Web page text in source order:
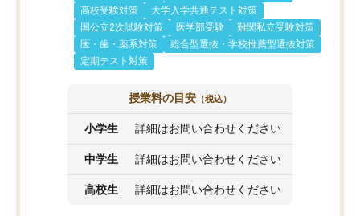
高校受験対策
大学入学共通テスト対策
国公立2次試験対策
医学部受験
難関私立受験対策
医・歯・薬系対策
総合型選抜・学校推薦型選抜対策
定期テスト対策
授業料の目安 （税込）
小学生 詳細はお問い合わせください
中学生 詳細はお問い合わせください
高校生 詳細はお問い合わせください